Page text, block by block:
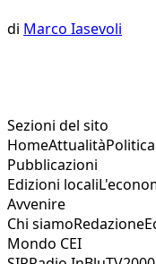
di Marco Iasevoli
Sezioni del sito
HomeAttualitàPolitica
Pubblicazioni
Edizioni locali
Avvenire
Chi siamoRedazione
Mondo CEI